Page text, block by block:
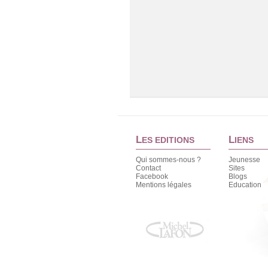
LES EDITIONS
Qui sommes-nous ?
Contact
Facebook
Mentions légales
LIENS
Jeunesse
Sites
Blogs
Education